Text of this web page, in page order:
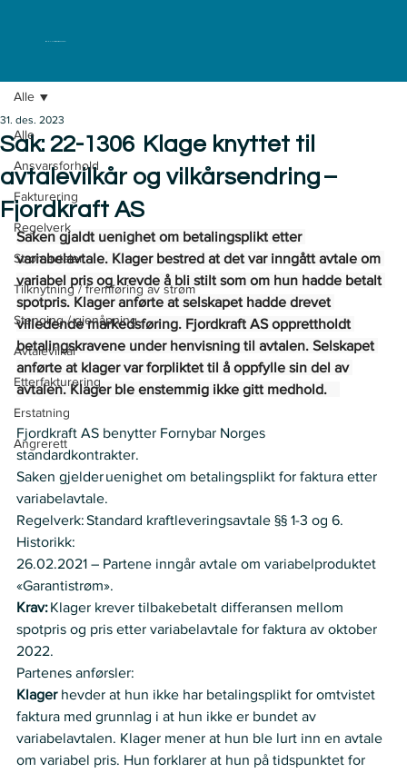
ELKLAGENEMNDA
Alle
Ansvarsforhold
Fakturering
Regelverk
Strømavtaler
Tilknytning / fremføring av strøm
Stenging / gjenåpning
Avtalevilkår
Etterfakturering
Erstatning
Angrerett
Alle
Sak: 22-1306 Klage knyttet til
avtalevilkår og vilkårsendring –
Fjordkraft AS
31. des. 2023
Saken gjaldt uenighet om betalingsplikt etter
variabelavtale. Klager bestred at det var inngått avtale om
variabel pris og krevde å bli stilt som om hun hadde betalt
spotpris. Klager anførte at selskapet hadde drevet
villedende markedsføring. Fjordkraft AS opprettholdt
betalingskravene under henvisning til avtalen. Selskapet
anførte at klager var forpliktet til å oppfylle sin del av
avtalen. Klager ble enstemmig ikke gitt medhold.
Fjordkraft AS benytter Fornybar Norges
standardkontrakter.
Saken gjelder uenighet om betalingsplikt for faktura etter
variabelavtale.
Regelverk: Standard kraftleveringsavtale §§ 1-3 og 6.
Historikk:
26.02.2021 – Partene inngår avtale om variabelproduktet
«Garantistrøm».
Krav: Klager krever tilbakebetalt differansen mellom
spotpris og pris etter variabelavtale for faktura av oktober
2022.
Partenes anførsler:
Klager hevder at hun ikke har betalingsplikt for omtvistet
faktura med grunnlag i at hun ikke er bundet av
variabelavtalen. Klager mener at hun ble lurt inn en avtale
om variabel pris. Hun forklarer at hun på tidspunktet for